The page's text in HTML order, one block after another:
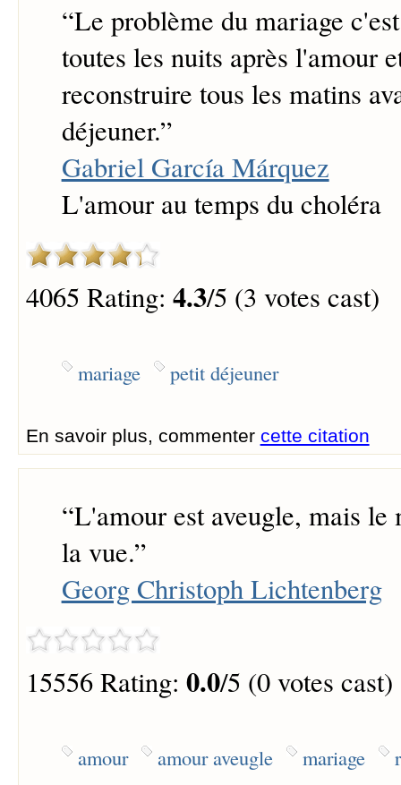
“Le problème du mariage
toutes les nuits après l'amour
reconstruire tous les matins
déjeuner.”
Gabriel García Márquez
L'amour au temps du choléra
4065 Rating: 4.3/5 (3 votes cast)
mariage petit déjeuner
En savoir plus, commenter cette citation
“L'amour est aveugle, mais le
la vue.”
Georg Christoph Lichtenberg
15556 Rating: 0.0/5 (0 votes cast)
amour amour aveugle mariage